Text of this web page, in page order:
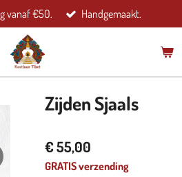
vanaf €50. Handgemaakt.
Zijden Sjaals
€ 55,00
GRATIS verzending